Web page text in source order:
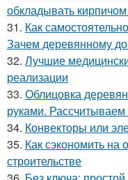
обкладывать
31. Как
Зачем деревянному
32. Лучшие
реализации
33. Облицовка
руками.
34. Конвекторы или
35. Как сэкономить на
строительстве